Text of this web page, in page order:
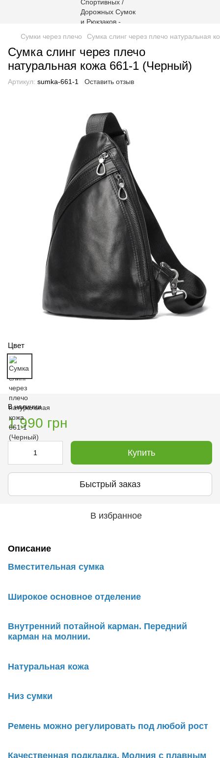
Сумки через плечо Сумка слинг через плечо натуральная
Сумка слинг через плечо
натуральная кожа 661-1 (Черный)
Артикул: sumka-661-1 Оставить отзыв
Цвет
В наличии
1 990 грн
Купить
Быстрый заказ
В избранное
Описание
Вместительная сумка
Широкое основное отделение
Внутренний потайной карман. Передний
карман на молнии.
Натуральная кожа
Низ сумки
Ремень можно регулировать под любой рост
Качественная подкладка. Молния с плавным